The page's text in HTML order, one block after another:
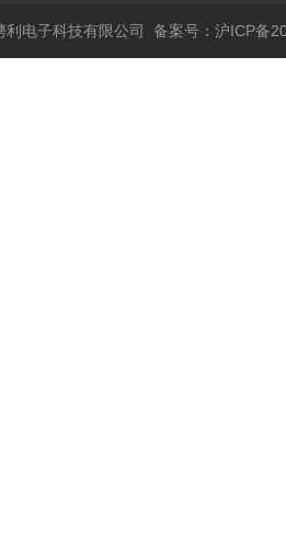
电子科技有限公司 备案号：沪ICP备